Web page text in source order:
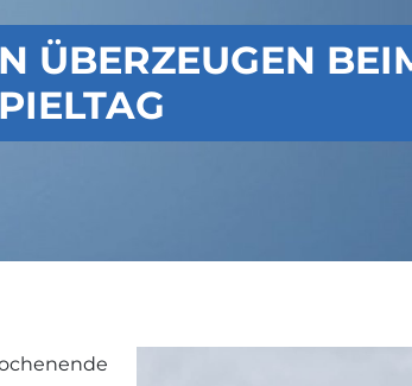
ÜBERZEUGEN